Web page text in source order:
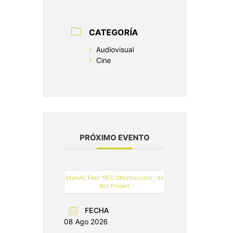
CATEGORÍA
Audiovisual
Cine
PRÓXIMO EVENTO
ManIAC Fest:“REC.ON(strucción)”, de
Bot Project
FECHA
08 Ago 2026